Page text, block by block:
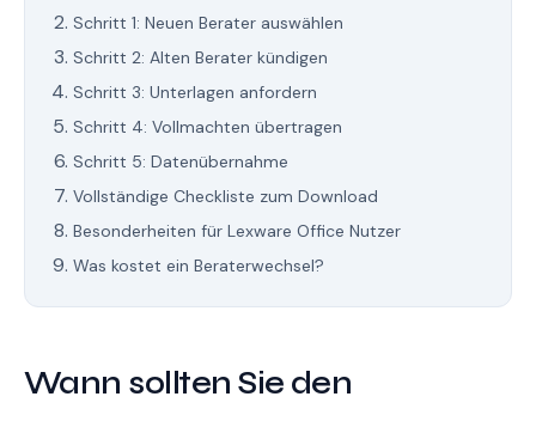
Schritt 1: Neuen Berater auswählen
Schritt 2: Alten Berater kündigen
Schritt 3: Unterlagen anfordern
Schritt 4: Vollmachten übertragen
Schritt 5: Datenübernahme
Vollständige Checkliste zum Download
Besonderheiten für Lexware Office Nutzer
Was kostet ein Beraterwechsel?
Wann sollten Sie den